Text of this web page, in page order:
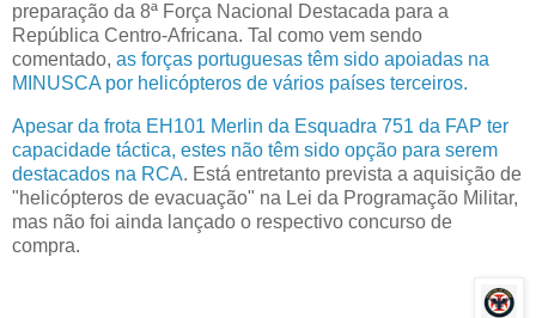
preparação da 8ª Força Nacional Destacada para a
República Centro-Africana. Tal como vem sendo
comentado, as forças portuguesas têm sido apoiadas na
MINUSCA por helicópteros de vários países terceiros.
Apesar da frota EH101 Merlin da Esquadra 751 da FAP ter
capacidade táctica, estes não têm sido opção para serem
destacados na RCA. Está entretanto prevista a aquisição de
"helicópteros de evacuação" na Lei da Programação Militar,
mas não foi ainda lançado o respectivo concurso de
compra.